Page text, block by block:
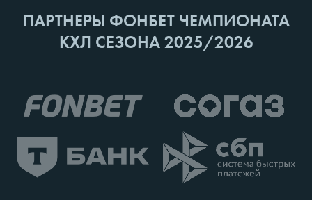
ПАРТНЕРЫ ФОНБЕТ ЧЕМПИОНАТА
КХЛ СЕЗОНА 2025/2026